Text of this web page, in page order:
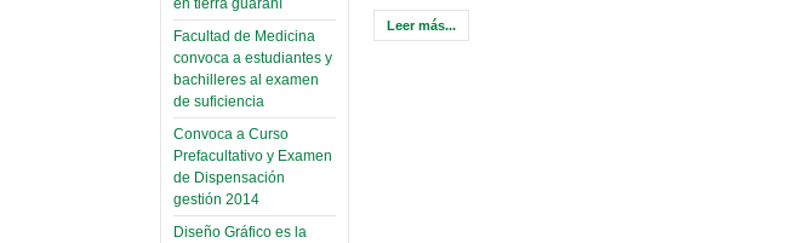
en tierra guaraní
Facultad de Medicina
convoca a estudiantes y
bachilleres al examen
de suficiencia
Convoca a Curso
Prefacultativo y Examen
de Dispensación
gestión 2014
Diseño Gráfico es la
Leer más...